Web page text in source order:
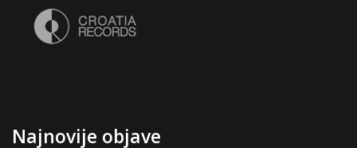
Najnovije objave